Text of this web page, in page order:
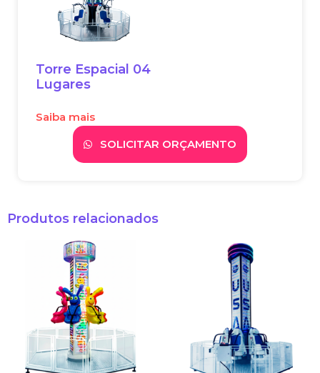
Torre Espacial 04
Lugares
Saiba mais
SOLICITAR ORÇAMENTO
Produtos relacionados